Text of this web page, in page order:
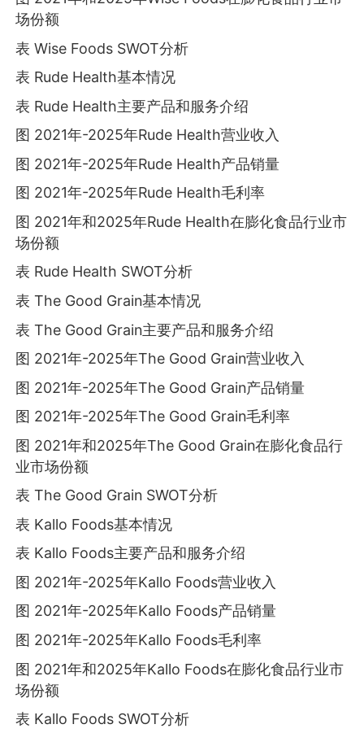
场份额
表 Wise Foods SWOT分析
表 Rude Health基本情况
表 Rude Health主要产品和服务介绍
图 2021年-2025年Rude Health营业收入
图 2021年-2025年Rude Health产品销量
图 2021年-2025年Rude Health毛利率
图 2021年和2025年Rude Health在膨化食品行业市
场份额
表 Rude Health SWOT分析
表 The Good Grain基本情况
表 The Good Grain主要产品和服务介绍
图 2021年-2025年The Good Grain营业收入
图 2021年-2025年The Good Grain产品销量
图 2021年-2025年The Good Grain毛利率
图 2021年和2025年The Good Grain在膨化食品行
业市场份额
表 The Good Grain SWOT分析
表 Kallo Foods基本情况
表 Kallo Foods主要产品和服务介绍
图 2021年-2025年Kallo Foods营业收入
图 2021年-2025年Kallo Foods产品销量
图 2021年-2025年Kallo Foods毛利率
图 2021年和2025年Kallo Foods在膨化食品行业市
场份额
表 Kallo Foods SWOT分析